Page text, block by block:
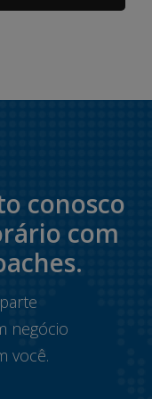
conosco
com
negócio
você.